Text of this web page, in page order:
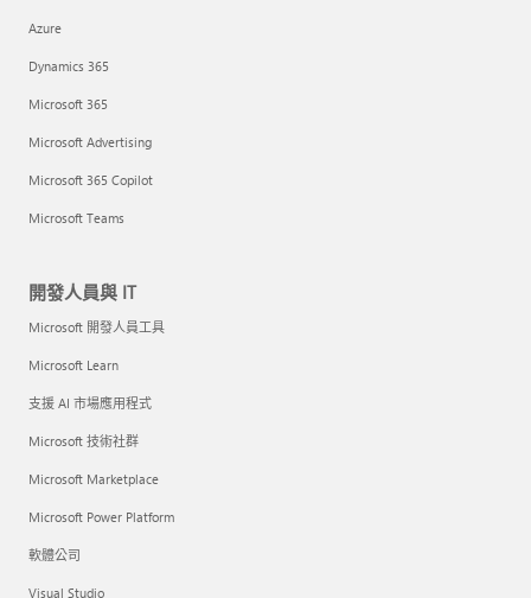
Azure
Dynamics 365
Microsoft 365
Microsoft Advertising
Microsoft 365 Copilot
Microsoft Teams
開發人員與 IT
Microsoft 開發人員工具
Microsoft Learn
支援 AI 市場應用程式
Microsoft 技術社群
Microsoft Marketplace
Microsoft Power Platform
軟體公司
Visual Studio